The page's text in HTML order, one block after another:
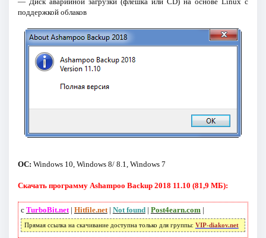
поддержкой облаков
ОС: Windows 10, Windows 8/ 8.1, Windows 7
Скачать программу Ashampoo Backup 2018 11.10 (81,9 МБ):
с TurboBit.net| Hitfile.net| Not found| Post4earn.com|
Прямая ссылка на скачивание доступна только для группы: VIP-diakov.net